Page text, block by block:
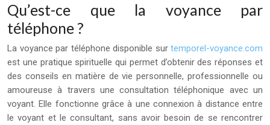
Qu’est-ce que la voyance par
téléphone ?
La voyance par téléphone disponible sur temporel-voyance.com
est une pratique spirituelle qui permet d’obtenir des réponses et
des conseils en matière de vie personnelle, professionnelle ou
amoureuse à travers une consultation téléphonique avec un
voyant. Elle fonctionne grâce à une connexion à distance entre
le voyant et le consultant, sans avoir besoin de se rencontrer